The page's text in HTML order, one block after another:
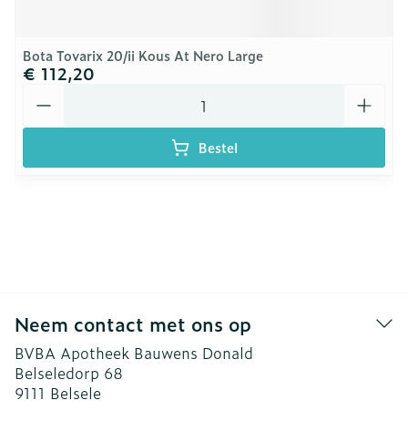
Bota Tovarix 20/ii Kous At Nero Large
€ 112,20
Bestel
Neem contact met ons op
BVBA Apotheek Bauwens Donald
Belseledorp 68
9111 Belsele